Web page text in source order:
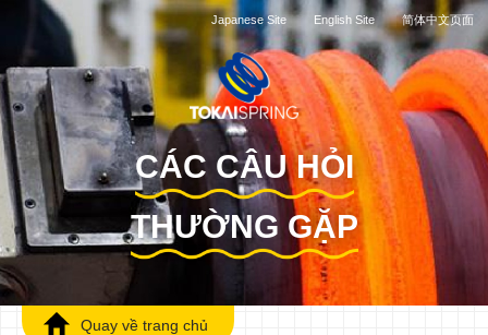
Japanese Site English Site 简体中文页面
CÁC CÂU HỎI
THƯỜNG GẶP
Quay về trang chủ